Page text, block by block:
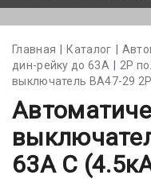
Главная Каталог
дин-рейку до 63А
2Р
выключатель BA47-29
63А С